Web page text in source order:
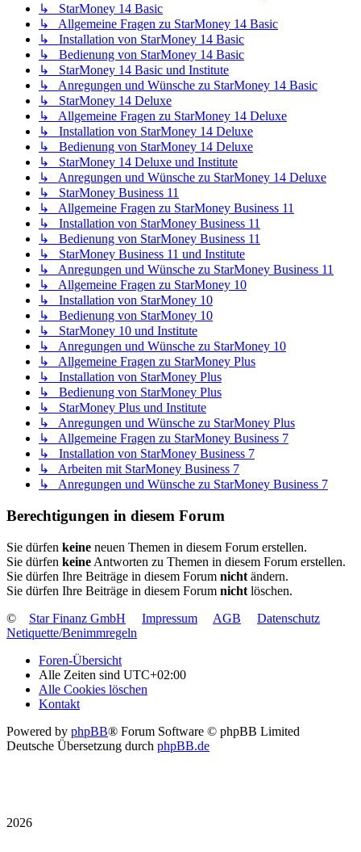
↳ StarMoney 14 Basic
↳ Allgemeine Fragen zu StarMoney 14 Basic
↳ Installation von StarMoney 14 Basic
↳ Bedienung von StarMoney 14 Basic
↳ StarMoney 14 Basic und Institute
↳ Anregungen und Wünsche zu StarMoney 14 Basic
↳ StarMoney 14 Deluxe
↳ Allgemeine Fragen zu StarMoney 14 Deluxe
↳ Installation von StarMoney 14 Deluxe
↳ Bedienung von StarMoney 14 Deluxe
↳ StarMoney 14 Deluxe und Institute
↳ Anregungen und Wünsche zu StarMoney 14 Deluxe
↳ StarMoney Business 11
↳ Allgemeine Fragen zu StarMoney Business 11
↳ Installation von StarMoney Business 11
↳ Bedienung von StarMoney Business 11
↳ StarMoney Business 11 und Institute
↳ Anregungen und Wünsche zu StarMoney Business 11
↳ Allgemeine Fragen zu StarMoney 10
↳ Installation von StarMoney 10
↳ Bedienung von StarMoney 10
↳ StarMoney 10 und Institute
↳ Anregungen und Wünsche zu StarMoney 10
↳ Allgemeine Fragen zu StarMoney Plus
↳ Installation von StarMoney Plus
↳ Bedienung von StarMoney Plus
↳ StarMoney Plus und Institute
↳ Anregungen und Wünsche zu StarMoney Plus
↳ Allgemeine Fragen zu StarMoney Business 7
↳ Installation von StarMoney Business 7
↳ Arbeiten mit StarMoney Business 7
↳ Anregungen und Wünsche zu StarMoney Business 7
Berechtigungen in diesem Forum
Sie dürfen keine neuen Themen in diesem Forum erstellen.
Sie dürfen keine Antworten zu Themen in diesem Forum erstellen.
Sie dürfen Ihre Beiträge in diesem Forum nicht ändern.
Sie dürfen Ihre Beiträge in diesem Forum nicht löschen.
©
Star Finanz GmbH Impressum AGB
Datenschutz
Netiquette/Benimmregeln
Foren-Übersicht
Alle Zeiten sind UTC+02:00
Alle Cookies löschen
Kontakt
Powered by phpBB® Forum Software © phpBB Limited
Deutsche Übersetzung durch phpBB.de
2026